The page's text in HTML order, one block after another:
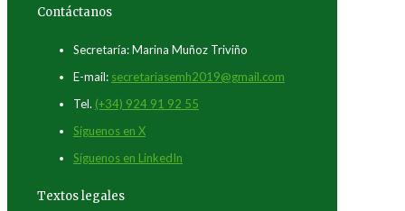
Contáctanos
Secretaría: Marina Muñoz Triviño
E-mail: secretariasemh2019@gmail.com
Tel. (+34) 924 91 92 55
Síguenos en X
Síguenos en LinkedIn
Textos legales